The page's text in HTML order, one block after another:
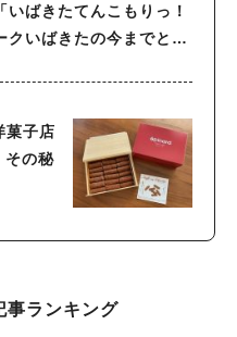
いばきたてんこもりっ！
クいばきたの今までとこ
菓子店
その秘
事ランキング